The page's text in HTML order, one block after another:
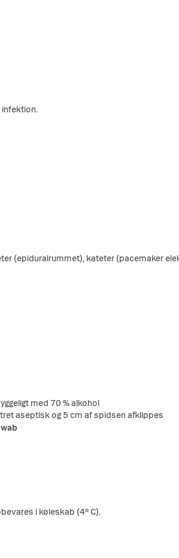
infektion.
(epiduralrummet), kateter (pacemaker
med 70 % alkohol
aseptisk og 5 cm af spidsen afklippes
i køleskab (4° C).